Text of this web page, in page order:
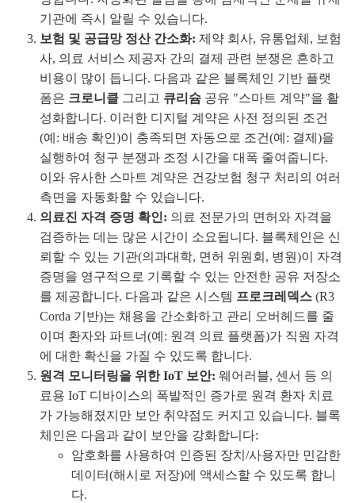
기관에 즉시 알릴 수 있습니다.
보험 및 공급망 정산 간소화: 제약 회사, 유통업체, 보험
사, 의료 서비스 제공자 간의 결제 관련 분쟁은 흔하고
비용이 많이 듭니다. 다음과 같은 블록체인 기반 플랫
폼은 크로니클 그리고 큐리슘 공유 "스마트 계약"을 활
성화합니다. 이러한 디지털 계약은 사전 정의된 조건
(예: 배송 확인)이 충족되면 자동으로 조건(예: 결제)을
실행하여 청구 분쟁과 조정 시간을 대폭 줄여줍니다.
이와 유사한 스마트 계약은 건강보험 청구 처리의 여러
측면을 자동화할 수 있습니다.
의료진 자격 증명 확인: 의료 전문가의 면허와 자격을
검증하는 데는 많은 시간이 소요됩니다. 블록체인은 신
뢰할 수 있는 기관(의과대학, 면허 위원회, 병원)이 자격
증명을 영구적으로 기록할 수 있는 안전한 공유 저장소
를 제공합니다. 다음과 같은 시스템 프로크레덱스 (R3
Corda 기반)는 채용을 간소화하고 관리 오버헤드를 줄
이며 환자와 파트너(예: 원격 의료 플랫폼)가 직원 자격
에 대한 확신을 가질 수 있도록 합니다.
원격 모니터링을 위한 IoT 보안: 웨어러블, 센서 등 의
료용 IoT 디바이스의 폭발적인 증가로 원격 환자 치료
가 가능해졌지만 보안 취약점도 커지고 있습니다. 블록
체인은 다음과 같이 보안을 강화합니다:
암호화를 사용하여 인증된 장치/사용자만 민감한
데이터(해시로 저장)에 액세스할 수 있도록 합니
다.